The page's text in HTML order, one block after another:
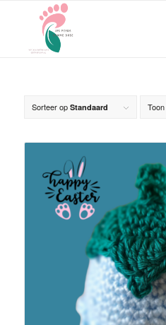
Sorteer op Standaard Toon